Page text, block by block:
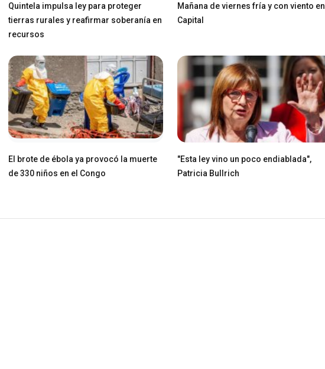
Quintela impulsa ley para proteger
tierras rurales y reafirmar soberanía en
recursos
Mañana de viernes fría y con viento en
Capital
El brote de ébola ya provocó la muerte
de 330 niños en el Congo
"Esta ley vino un poco endiablada",
Patricia Bullrich